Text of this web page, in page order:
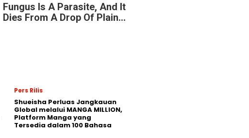
Fungus Is A Parasite, And It
Dies From A Drop Of Plain...
Pers Rilis
Shueisha Perluas Jangkauan
Global melalui MANGA MILLION,
Platform Manga yang
Tersedia dalam 100 Bahasa